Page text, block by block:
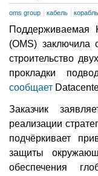
oms group кабель корабль
Поддерживаемая
(OMS) заключила
строительство
прокладки
сообщает
Заказчик
реализации
подчёркивает
защиты
обеспечения